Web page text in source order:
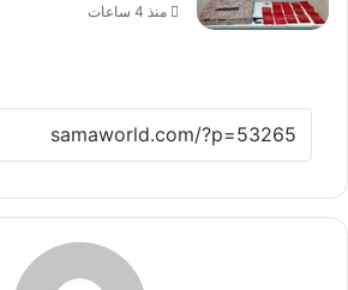
منذ 4 ساعات